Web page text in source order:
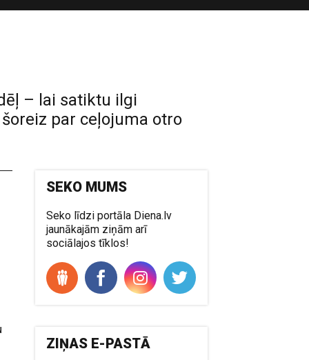
– lai satiktu ilgi
par ceļojuma otro
SEKO MUMS
Seko līdzi portāla Diena.lv
jaunākajām ziņām arī
sociālajos tīklos!
ZIŅAS E-PASTĀ